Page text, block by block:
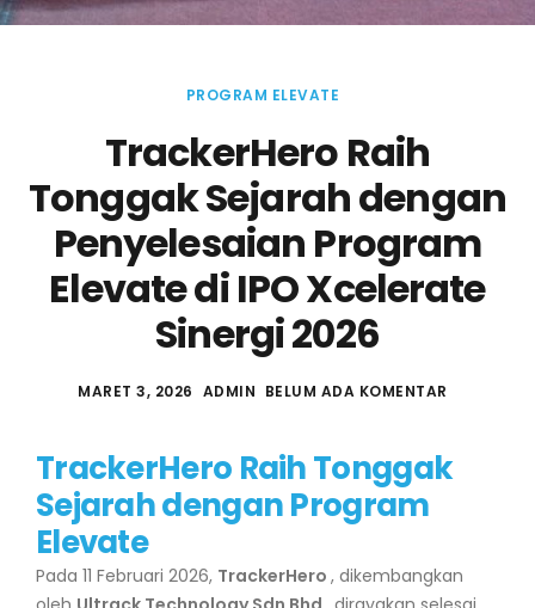
PROGRAM ELEVATE
TrackerHero Raih
Tonggak Sejarah dengan
Penyelesaian Program
Elevate di IPO Xcelerate
Sinergi 2026
MARET 3, 2026 ADMIN BELUM ADA KOMENTAR
TrackerHero Raih Tonggak
Sejarah dengan Program
Elevate
Pada 11 Februari 2026, TrackerHero , dikembangkan